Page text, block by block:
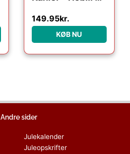
149.95kr.
KØB NU
Andre sider
Julekalender
Juleopskrifter